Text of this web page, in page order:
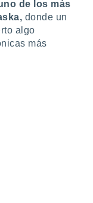
de los más
donde un
algo
más